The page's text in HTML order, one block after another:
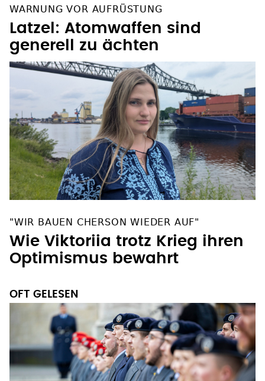
WARNUNG VOR AUFRÜSTUNG
Latzel: Atomwaffen sind
generell zu ächten
"WIR BAUEN CHERSON WIEDER AUF"
Wie Viktoriia trotz Krieg ihren
Optimismus bewahrt
OFT GELESEN